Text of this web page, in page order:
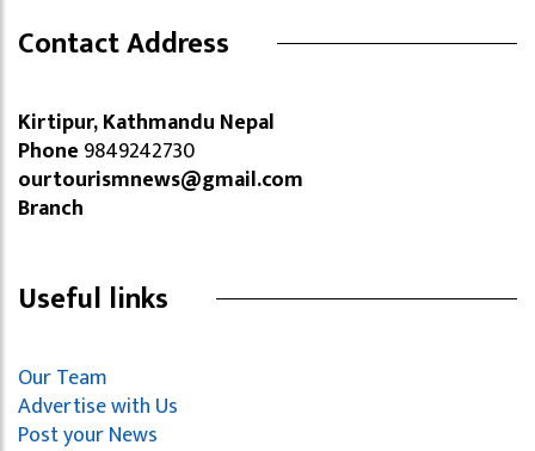
Contact Address
Kirtipur, Kathmandu Nepal
Phone 9849242730
ourtourismnews@gmail.com
Branch
Useful links
Our Team
Advertise with Us
Post your News